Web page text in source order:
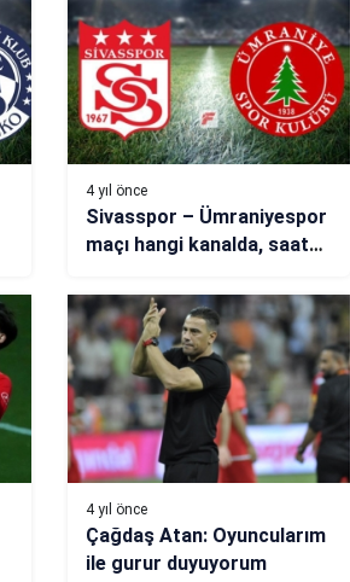
4 yıl önce
Sivasspor – Ümraniyespor
maçı hangi kanalda, saat
4 yıl önce
Çağdaş Atan: Oyuncularım
ile gurur duyuyorum